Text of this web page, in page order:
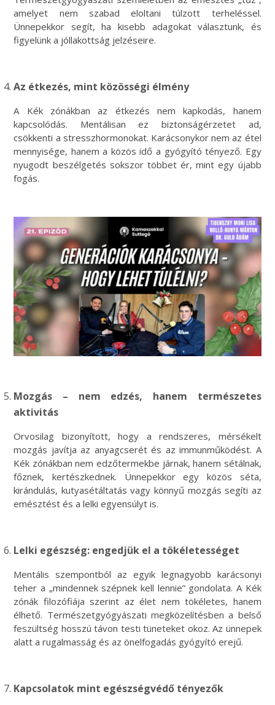
amelyet nem szabad eloltani túlzott terheléssel.
Ünnepekkor segít, ha kisebb adagokat választunk, és
figyelünk a jóllakottság jelzéseire.
Az étkezés, mint közösségi élmény
A Kék zónákban az étkezés nem kapkodás, hanem
kapcsolódás. Mentálisan ez biztonságérzetet ad,
csökkenti a stresszhormonokat. Karácsonykor nem az étel
mennyisége, hanem a közös idő a gyógyító tényező. Egy
nyugodt beszélgetés sokszor többet ér, mint egy újabb
fogás.
Mozgás – nem edzés, hanem természetes
aktivitás
Orvosilag bizonyított, hogy a rendszeres, mérsékelt
mozgás javítja az anyagcserét és az immunműködést. A
Kék zónákban nem edzőtermekbe járnak, hanem sétálnak,
főznek, kertészkednek. Ünnepekkor egy közös séta,
kirándulás, kutyasétáltatás vagy könnyű mozgás segíti az
emésztést és a lelki egyensúlyt is.
Lelki egészség: engedjük el a tökéletességet
Mentális szempontból az egyik legnagyobb karácsonyi
teher a „mindennek szépnek kell lennie” gondolata. A Kék
zónák filozófiája szerint az élet nem tökéletes, hanem
élhető. Természetgyógyászati megközelítésben a belső
feszültség hosszú távon testi tüneteket okoz. Az ünnepek
alatt a rugalmasság és az önelfogadás gyógyító erejű.
Kapcsolatok mint egészségvédő tényezők